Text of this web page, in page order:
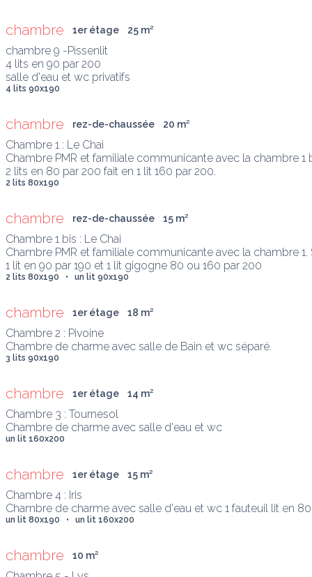
chambre 1er étage 25 m²
chambre 9 -Pissenlit
4 lits en 90 par 200
salle d'eau et wc privatifs
4 lits 90x190
chambre rez-de-chaussée 20 m²
Chambre 1 : Le Chai
Chambre PMR et familiale communicante avec la chambre
2 lits en 80 par 200 fait en 1 lit 160 par 200.
2 lits 80x190
chambre rez-de-chaussée 15 m²
Chambre 1 bis : Le Chai
Chambre PMR et familiale communicante avec la chambre
1 lit en 90 par 190 et 1 lit gigogne 80 ou 160 par 200
2 lits 80x190   •   un lit 90x190
chambre 1er étage 18 m²
Chambre 2 : Pivoine
Chambre de charme avec salle de Bain et wc séparé.
3 lits 90x190
chambre 1er étage 14 m²
Chambre 3 : Tournesol
Chambre de charme avec salle d'eau et wc
un lit 160x200
chambre 1er étage 15 m²
Chambre 4 : Iris
Chambre de charme avec salle d'eau et wc 1 fauteuil lit en 80
un lit 80x190   •   un lit 160x200
chambre 10 m²